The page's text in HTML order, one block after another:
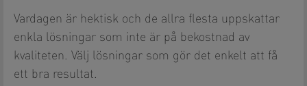
Vardagen är hektisk och de allra flesta uppskattar
enkla lösningar som inte är på bekostnad av
kvaliteten. Välj lösningar som gör det enkelt att få
ett bra resultat.